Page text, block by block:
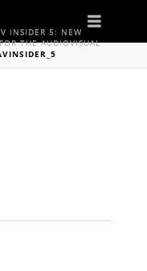
INSIDER 5: NEW
THE AUDIOVISUAL